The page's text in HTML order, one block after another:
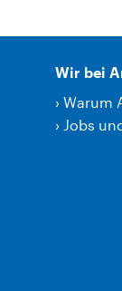
Wir bei
› Warum
› Jobs